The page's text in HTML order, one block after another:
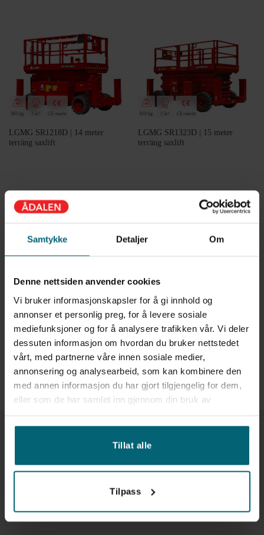
Samtykke Detaljer Om
Denne nettsiden anvender cookies
Vi bruker informasjonskapsler for å gi innhold og
annonser et personlig preg, for å levere sosiale
mediefunksjoner og for å analysere trafikken vår. Vi deler
dessuten informasjon om hvordan du bruker nettstedet
vårt, med partnerne våre innen sosiale medier,
annonsering og analysearbeid, som kan kombinere den
med annen informasjon du har gjort tilgjengelig for dem,
eller som de har samlet inn gjennom din bruk av
Tillat alle
Tilpass
365 kg 2 år! CE-märkt
LGMG SR1218D | 14 meter
terräng saxlift
910 kg 2 år! CE-märkt
LGMG SR1323D | 15 meter
terräng saxlift
680 kg 2 år! CE-märkt
LGMG SR1623D | 18 meter
terräng saxlift
SKICKA OSS ETT MAIL